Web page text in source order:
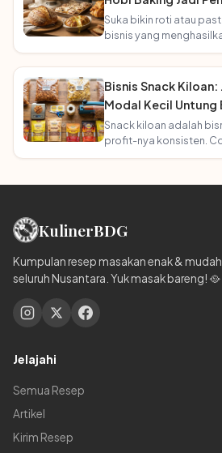
Suka bikin roti atau
bisnis yang
usaha bakery rumahan.
Bisnis Snack Kiloan:
Modal Kecil Untung
Snack kiloan adalah
profit-nya konsisten.
mau mulai tanpa ribet!
KulinerBDG
Kumpulan resep masakan enak &
seluruh Nusantara. Yuk masak bareng! 🥘
Jelajahi
Semua Resep
Artikel
Kirim Resep